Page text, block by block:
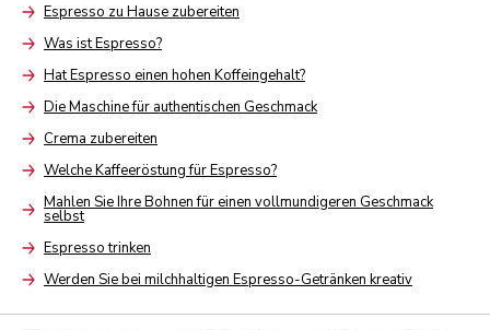
ArrowEspresso zu Hause zubereiten
ArrowWas ist Espresso?
ArrowHat Espresso einen hohen Koffeingehalt?
ArrowDie Maschine für authentischen Geschmack
ArrowCrema zubereiten
ArrowWelche Kaffeeröstung für Espresso?
Arrow
Mahlen Sie Ihre Bohnen für einen vollmundigeren Geschmack
selbst
ArrowEspresso trinken
ArrowWerden Sie bei milchhaltigen Espresso-Getränken kreativ